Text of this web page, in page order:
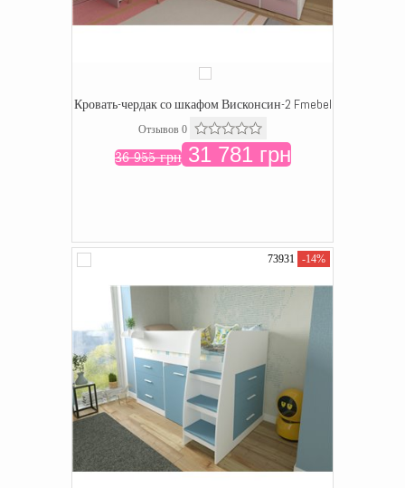
Кровать-чердак со шкафом Висконсин-2 Fmebel
Отзывов 0
36 955 грн31 781 грн
73931 -14%